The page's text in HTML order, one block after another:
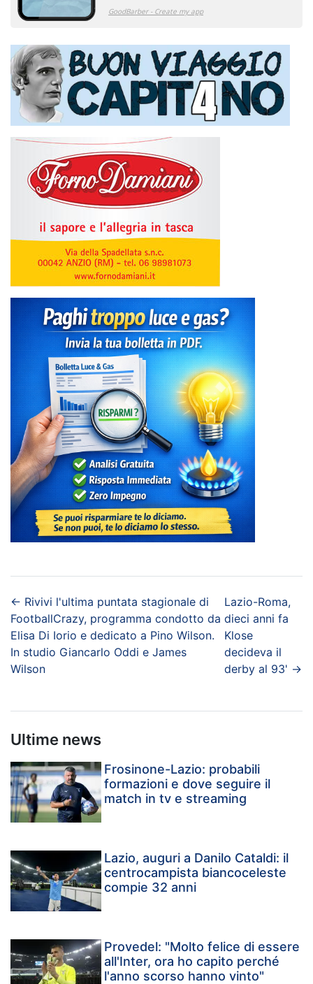
← Rivivi l'ultima puntata stagionale di
FootballCrazy, programma condotto da
Elisa Di Iorio e dedicato a Pino Wilson.
In studio Giancarlo Oddi e James
Wilson
Lazio-Roma,
dieci anni fa
Klose
decideva il
derby al 93' →
Ultime news
Frosinone-Lazio: probabili
formazioni e dove seguire il
match in tv e streaming
Lazio, auguri a Danilo Cataldi: il
centrocampista biancoceleste
compie 32 anni
Provedel: "Molto felice di essere
all'Inter, ora ho capito perché
l'anno scorso hanno vinto"